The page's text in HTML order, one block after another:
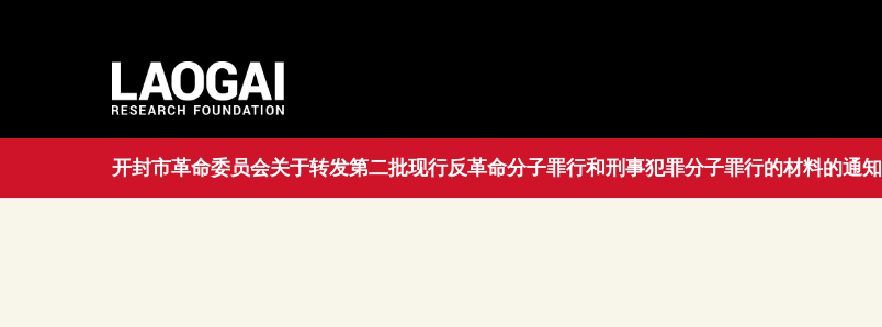
开封市革命委员会关于转发第二批现行反革命分子罪行和刑事犯罪分子罪行的材料的通知